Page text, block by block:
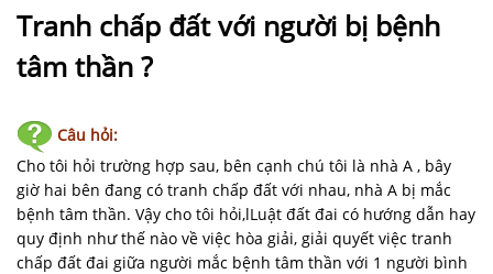
ĐẤT
VĂN
-
BIỂU
MẪU
LIÊN
HỆ
Tranh chấp đất với người bị bệnh
tâm thần ?
Câu hỏi:
Cho tôi hỏi trường hợp sau, bên cạnh chú tôi là nhà A , bây
giờ hai bên đang có tranh chấp đất với nhau, nhà A bị mắc
bệnh tâm thần. Vậy cho tôi hỏi,lLuật đất đai có hướng dẫn hay
quy định như thế nào về việc hòa giải, giải quyết việc tranh
chấp đất đai giữa người mắc bệnh tâm thần với 1 người bình